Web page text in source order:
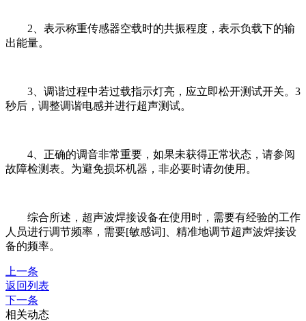
2、表示称重传感器空载时的共振程度，表示负载下的输
出能量。
3、调谐过程中若过载指示灯亮，应立即松开测试开关。3
秒后，调整调谐电感并进行超声测试。
4、正确的调音非常重要，如果未获得正常状态，请参阅
故障检测表。为避免损坏机器，非必要时请勿使用。
综合所述，超声波焊接设备在使用时，需要有经验的工作
人员进行调节频率，需要[敏感词]、精准地调节超声波焊接设
备的频率。
上一条
返回列表
下一条
相关动态